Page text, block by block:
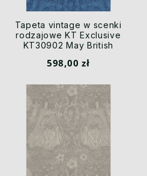
Tapeta vintage w scenki
rodzajowe KT Exclusive
KT30902 May British
598,00 zł